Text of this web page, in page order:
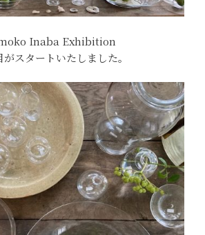
Inaba Exhibition
スタートいたしました。